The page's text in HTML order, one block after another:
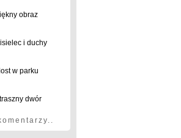
obraz
i duchy
w parku
dwór